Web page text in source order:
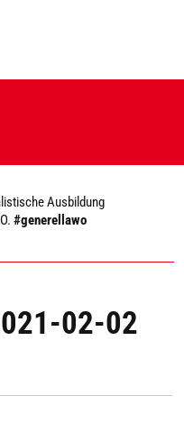
Ausbildung
#generellawo
02-02